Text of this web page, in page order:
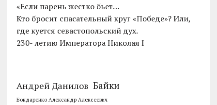
«Если парень жестко бьет…
Кто бросит спасательный круг «Победе»? Или,
где куется севастопольский дух.
230- летию Императора Николая I
Андрей Данилов Байки
Бондаренко Александр Алексеевич